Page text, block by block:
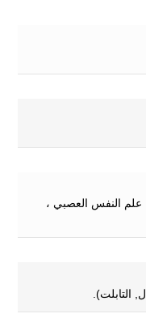
علم النفس العصبي ،
التابلت).